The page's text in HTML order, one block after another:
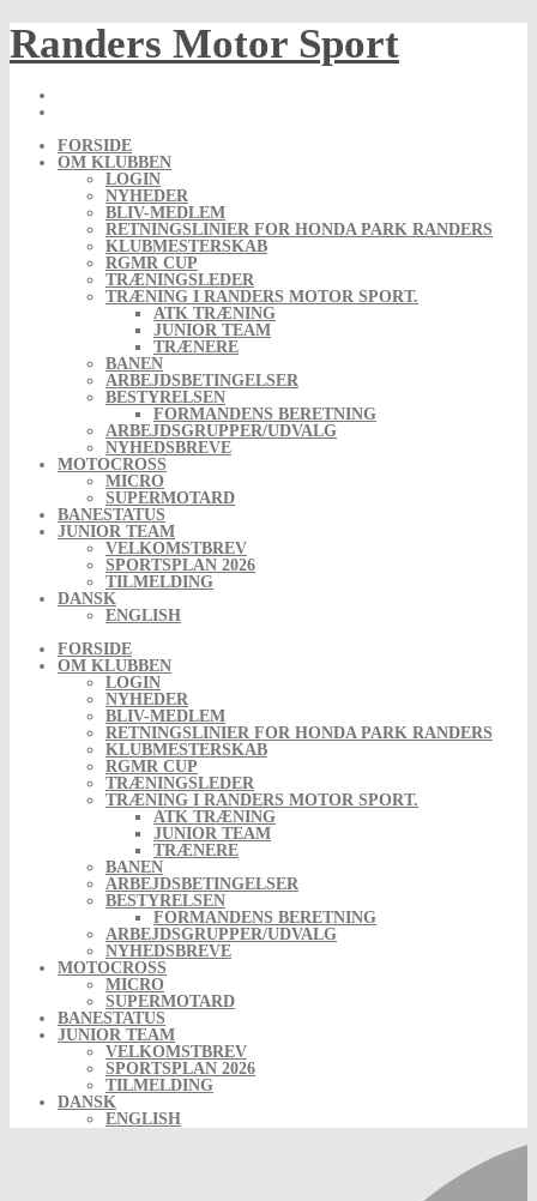
Skip
to
content
Randers Motor Sport
FORSIDE
OM KLUBBEN
LOGIN
NYHEDER
BLIV-MEDLEM
RETNINGSLINIER FOR HONDA PARK RANDERS
KLUBMESTERSKAB
RGMR CUP
TRÆNINGSLEDER
TRÆNING I RANDERS MOTOR SPORT.
ATK TRÆNING
JUNIOR TEAM
TRÆNERE
BANEN
ARBEJDSBETINGELSER
BESTYRELSEN
FORMANDENS BERETNING
ARBEJDSGRUPPER/UDVALG
NYHEDSBREVE
MOTOCROSS
MICRO
SUPERMOTARD
BANESTATUS
JUNIOR TEAM
VELKOMSTBREV
SPORTSPLAN 2026
TILMELDING
DANSK
ENGLISH
FORSIDE
OM KLUBBEN
LOGIN
NYHEDER
BLIV-MEDLEM
RETNINGSLINIER FOR HONDA PARK RANDERS
KLUBMESTERSKAB
RGMR CUP
TRÆNINGSLEDER
TRÆNING I RANDERS MOTOR SPORT.
ATK TRÆNING
JUNIOR TEAM
TRÆNERE
BANEN
ARBEJDSBETINGELSER
BESTYRELSEN
FORMANDENS BERETNING
ARBEJDSGRUPPER/UDVALG
NYHEDSBREVE
MOTOCROSS
MICRO
SUPERMOTARD
BANESTATUS
JUNIOR TEAM
VELKOMSTBREV
SPORTSPLAN 2026
TILMELDING
DANSK
ENGLISH